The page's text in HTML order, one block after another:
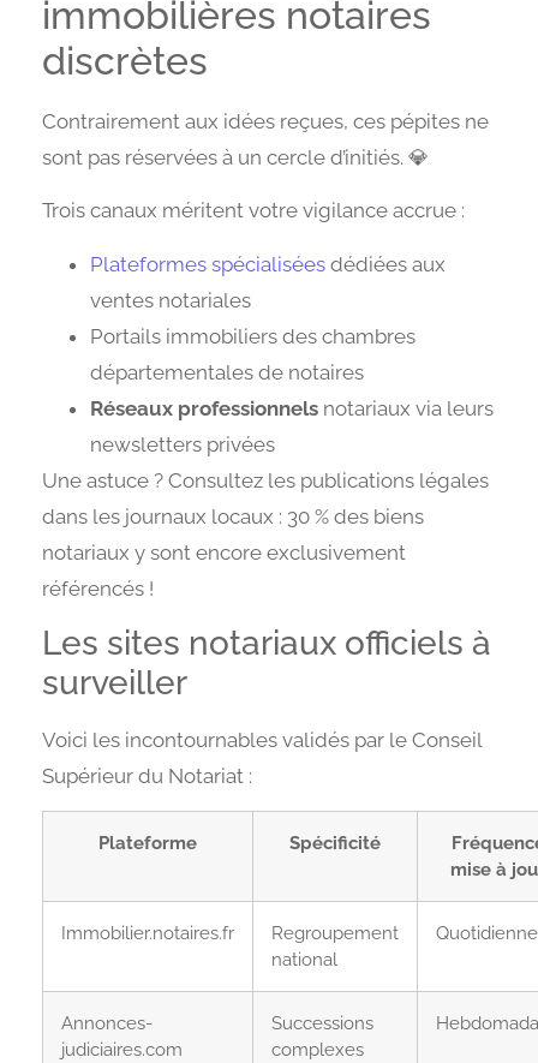
immobilières notaires
discrètes
Contrairement aux idées reçues, ces pépites ne
sont pas réservées à un cercle d’initiés. 💎
Trois canaux méritent votre vigilance accrue :
Plateformes spécialisées dédiées aux
ventes notariales
Portails immobiliers des chambres
départementales de notaires
Réseaux professionnels notariaux via leurs
newsletters privées
Une astuce ? Consultez les publications légales
dans les journaux locaux : 30 % des biens
notariaux y sont encore exclusivement
référencés !
Les sites notariaux officiels à
surveiller
Voici les incontournables validés par le Conseil
Supérieur du Notariat :
Plateforme Spécificité
mise à
Immobilier.notaires.fr
Regroupement
national
Quotidienne
Annonces-
judiciaires.com
Successions
complexes